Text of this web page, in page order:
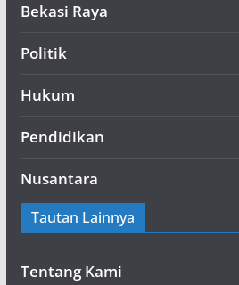
Bekasi Raya
Politik
Hukum
Pendidikan
Nusantara
Tautan Lainnya
Tentang Kami